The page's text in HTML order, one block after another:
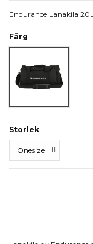
Endurance Lanakila
Färg
Storlek